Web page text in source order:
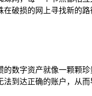
破损的网上寻找新的
数字资产就像一颗颗
到达正确的账户，从